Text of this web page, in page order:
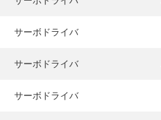
サーボドライバ
サーボドライバ
サーボドライバ